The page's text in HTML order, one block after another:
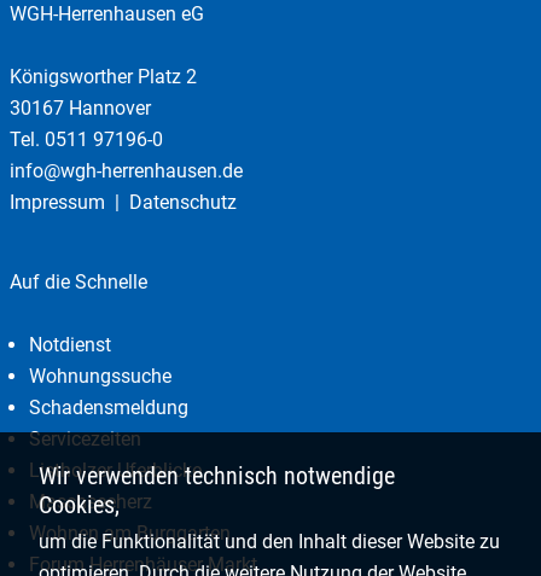
WGH-Herrenhausen eG
Königsworther Platz 2
30167 Hannover
Tel. 0511 97196-0
info@wgh-herrenhausen.de
Impressum
Datenschutz
Auf die Schnelle
Notdienst
Wohnungssuche
Schadensmeldung
Servicezeiten
Listholzer Uferblicke
Maschseeherz
Wohnen am Burggarten
Forum Herrenhäuser Markt
Wir verwenden technisch notwendige
Cookies,
um die Funktionalität und den Inhalt dieser Website zu